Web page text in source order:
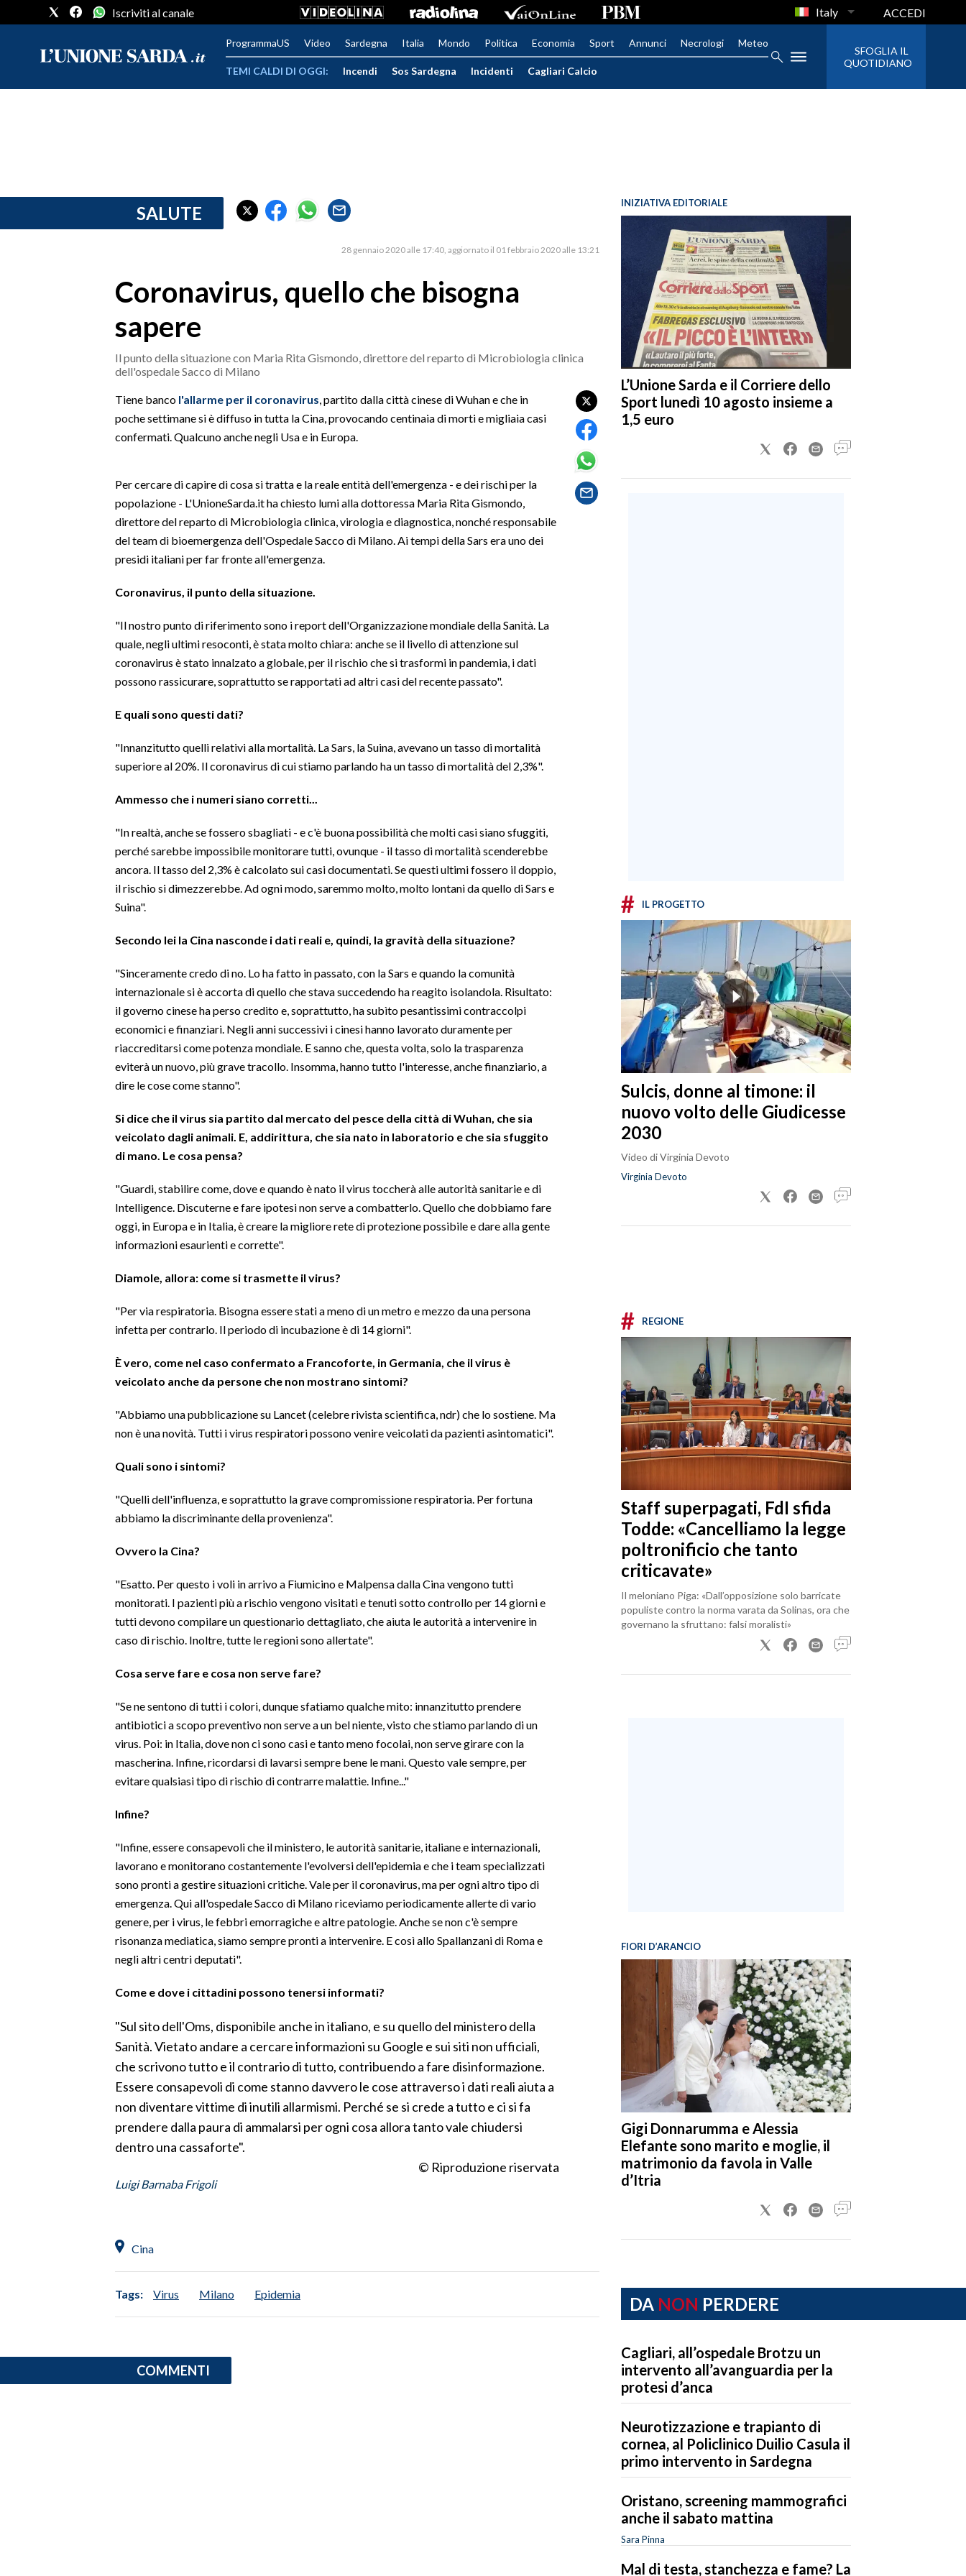
PROVINCIA DI CAGLIARI
Iscriviti al canale Italy ACCEDI
ProgrammaUS Video Sardegna Italia Mondo Politica Economia Sport Annunci Necrologi Meteo
TEMI CALDI DI OGGI: Incendi Sos Sardegna Incidenti Cagliari Calcio
SFOGLIA IL
QUOTIDIANO
SALUTE
28 gennaio 2020 alle 17:40 aggiornato il 01 febbraio 2020 alle 13:21
Coronavirus, quello che bisogna
sapere
Il punto della situazione con Maria Rita Gismondo, direttore del reparto di Microbiologia clinica
dell'ospedale Sacco di Milano
Tiene banco l'allarme per il coronavirus, partito dalla città cinese di Wuhan e che in
poche settimane si è diffuso in tutta la Cina, provocando centinaia di morti e migliaia casi
confermati. Qualcuno anche negli Usa e in Europa.
Per cercare di capire di cosa si tratta e la reale entità dell'emergenza - e dei rischi per la
popolazione - L'UnioneSarda.it ha chiesto lumi alla dottoressa Maria Rita Gismondo,
direttore del reparto di Microbiologia clinica, virologia e diagnostica, nonché responsabile
del team di bioemergenza dell'Ospedale Sacco di Milano. Ai tempi della Sars era uno dei
presidi italiani per far fronte all'emergenza.
Coronavirus, il punto della situazione.
"Il nostro punto di riferimento sono i report dell'Organizzazione mondiale della Sanità. La
quale, negli ultimi resoconti, è stata molto chiara: anche se il livello di attenzione sul
coronavirus è stato innalzato a globale, per il rischio che si trasformi in pandemia, i dati
possono rassicurare, soprattutto se rapportati ad altri casi del recente passato".
E quali sono questi dati?
"Innanzitutto quelli relativi alla mortalità. La Sars, la Suina, avevano un tasso di mortalità
superiore al 20%. Il coronavirus di cui stiamo parlando ha un tasso di mortalità del 2,3%".
Ammesso che i numeri siano corretti...
"In realtà, anche se fossero sbagliati - e c'è buona possibilità che molti casi siano sfuggiti,
perché sarebbe impossibile monitorare tutti, ovunque - il tasso di mortalità scenderebbe
ancora. Il tasso del 2,3% è calcolato sui casi documentati. Se questi ultimi fossero il doppio,
il rischio si dimezzerebbe. Ad ogni modo, saremmo molto, molto lontani da quello di Sars e
Suina".
Secondo lei la Cina nasconde i dati reali e, quindi, la gravità della situazione?
"Sinceramente credo di no. Lo ha fatto in passato, con la Sars e quando la comunità
internazionale si è accorta di quello che stava succedendo ha reagito isolandola. Risultato:
il governo cinese ha perso credito e, soprattutto, ha subìto pesantissimi contraccolpi
economici e finanziari. Negli anni successivi i cinesi hanno lavorato duramente per
riaccreditarsi come potenza mondiale. E sanno che, questa volta, solo la trasparenza
eviterà un nuovo, più grave tracollo. Insomma, hanno tutto l'interesse, anche finanziario, a
dire le cose come stanno".
Si dice che il virus sia partito dal mercato del pesce della città diWuhan, che sia
veicolato dagli animali. E, addirittura, che sia nato in laboratorio e che sia sfuggito
di mano. Le cosa pensa?
"Guardi, stabilire come, dove e quando è nato il virus toccherà alle autorità sanitarie e di
Intelligence. Discuterne e fare ipotesi non serve a combatterlo. Quello che dobbiamo fare
oggi, in Europa e in Italia, è creare la migliore rete di protezione possibile e dare alla gente
informazioni esaurienti e corrette".
Diamole, allora: come si trasmette il virus?
"Per via respiratoria. Bisogna essere stati a meno di un metro e mezzo da una persona
infetta per contrarlo. Il periodo di incubazione è di 14 giorni".
È vero, come nel caso confermato a Francoforte, in Germania, che il virus è
veicolato anche da persone che non mostrano sintomi?
"Abbiamo una pubblicazione su Lancet (celebre rivista scientifica, ndr) che lo sostiene. Ma
non è una novità. Tutti i virus respiratori possono venire veicolati da pazienti asintomatici".
Quali sono i sintomi?
"Quelli dell'influenza, e soprattutto la grave compromissione respiratoria. Per fortuna
abbiamo la discriminante della provenienza".
Ovvero la Cina?
"Esatto. Per questo i voli in arrivo a Fiumicino e Malpensa dalla Cina vengono tutti
monitorati. I pazienti più a rischio vengono visitati e tenuti sotto controllo per 14 giorni e
tutti devono compilare un questionario dettagliato, che aiuta le autorità a intervenire in
caso di rischio. Inoltre, tutte le regioni sono allertate".
Cosa serve fare e cosa non serve fare?
"Se ne sentono di tutti i colori, dunque sfatiamo qualche mito: innanzitutto prendere
antibiotici a scopo preventivo non serve a un bel niente, visto che stiamo parlando di un
virus. Poi: in Italia, dove non ci sono casi e tanto meno focolai, non serve girare con la
mascherina. Infine, ricordarsi di lavarsi sempre bene le mani. Questo vale sempre, per
evitare qualsiasi tipo di rischio di contrarre malattie. Infine..."
Infine?
"Infine, essere consapevoli che il ministero, le autorità sanitarie, italiane e internazionali,
lavorano e monitorano costantemente l'evolversi dell'epidemia e che i team specializzati
sono pronti a gestire situazioni critiche. Vale per il coronavirus, ma per ogni altro tipo di
emergenza. Qui all'ospedale Sacco di Milano riceviamo periodicamente allerte di vario
genere, per i virus, le febbri emorragiche e altre patologie. Anche se non c'è sempre
risonanza mediatica, siamo sempre pronti a intervenire. E così allo Spallanzani di Roma e
negli altri centri deputati".
Come e dove i cittadini possono tenersi informati?
"Sul sito dell'Oms, disponibile anche in italiano, e su quello del ministero della
Sanità. Vietato andare a cercare informazioni su Google e sui siti non ufficiali,
che scrivono tutto e il contrario di tutto, contribuendo a fare disinformazione.
Essere consapevoli di come stanno davvero le cose attraverso i dati reali aiuta a
non diventare vittime di inutili allarmismi. Perché se si crede a tutto e ci si fa
prendere dalla paura di ammalarsi per ogni cosa allora tanto vale chiudersi
dentro una cassaforte".
© Riproduzione riservata
Luigi Barnaba Frigoli
Cina
Tags: Virus Milano Epidemia
COMMENTI
INIZIATIVA EDITORIALE
L’Unione Sarda e il Corriere dello
Sport lunedì 10 agosto insieme a
1,5 euro
# IL PROGETTO
Sulcis, donne al timone: il
nuovo volto delle Giudicesse
2030
Video di Virginia Devoto
Virginia Devoto
# REGIONE
Staff superpagati, FdI sfida
Todde: «Cancelliamo la legge
poltronificio che tanto
criticavate»
Il meloniano Piga: «Dall’opposizione solo barricate
populiste contro la norma varata da Solinas, ora che
governano la sfruttano: falsi moralisti»
FIORI D’ARANCIO
Gigi Donnarumma e Alessia
Elefante sono marito e moglie, il
matrimonio da favola in Valle
d’Itria
DA NON PERDERE
Cagliari, all’ospedale Brotzu un
intervento all’avanguardia per la
protesi d’anca
Neurotizzazione e trapianto di
cornea, al Policlinico Duilio Casula il
primo intervento in Sardegna
Oristano, screening mammografici
anche il sabato mattina
Sara Pinna
Mal di testa, stanchezza e fame? La